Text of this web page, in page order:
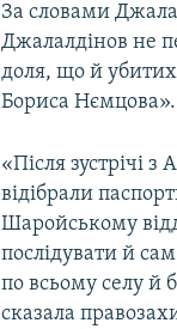
За словами
Джалалдінов не
доля, що й убитих
Бориса Нємцова».
«Після зустрічі
відібрали
Шаройському
послідувати й
по всьому селу й
сказала